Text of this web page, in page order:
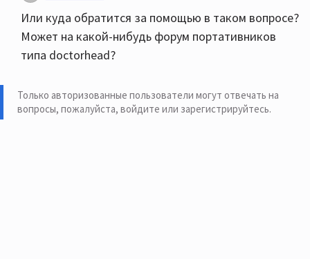
Или куда обратится за помощью в таком вопросе?
Может на какой-нибудь форум портативников
типа doctorhead?
Только авторизованные пользователи могут отвечать на
вопросы, пожалуйста, войдите или зарегистрируйтесь.